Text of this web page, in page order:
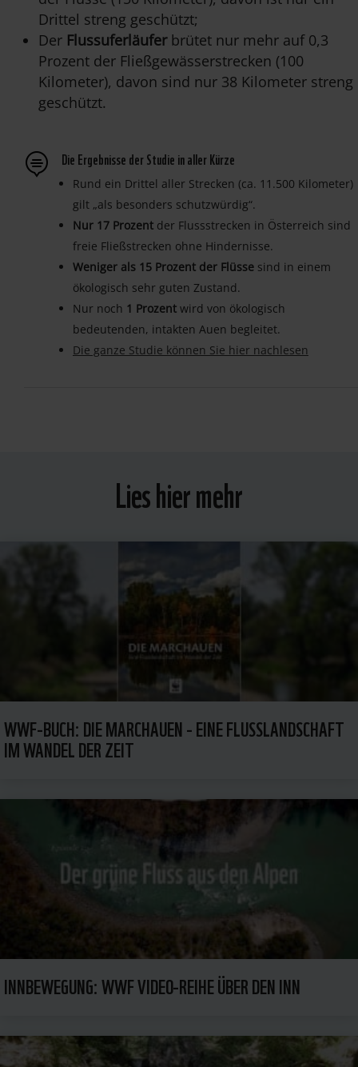
Drittel streng geschützt;
Der Flussuferläuferbrütet nur mehr auf 0,3
Prozent der Fließgewässerstrecken (100
Kilometer), davon sind nur 38 Kilometer streng
geschützt.
 Die Ergebnisse der Studie in aller Kürze
Rund ein Drittel aller Strecken (ca. 11.500 Kilometer)
gilt „als besonders schutzwürdig“.
Nur 17 Prozent der Flussstrecken in Österreich sind
freie Fließstrecken ohne Hindernisse.
Weniger als 15 Prozent der Flüsse sind in einem
ökologisch sehr guten Zustand.
Nur noch 1 Prozent wird von ökologisch
bedeutenden, intakten Auen begleitet.
Die ganze Studie können Sie hier nachlesen
Lies hier mehr
WWF-BUCH: DIE MARCHAUEN - EINE FLUSSLANDSCHAFT
IM WANDEL DER ZEIT
INNBEWEGUNG: WWF VIDEO-REIHE ÜBER DEN INN